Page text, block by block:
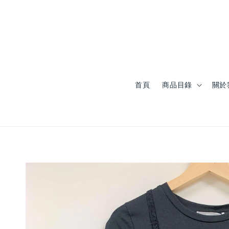
首頁 商品目錄 關於